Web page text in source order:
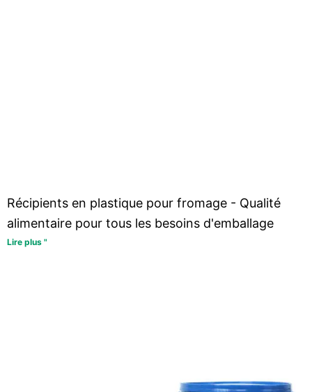
Récipients en plastique pour fromage - Qualité
alimentaire pour tous les besoins d'emballage
Lire plus "